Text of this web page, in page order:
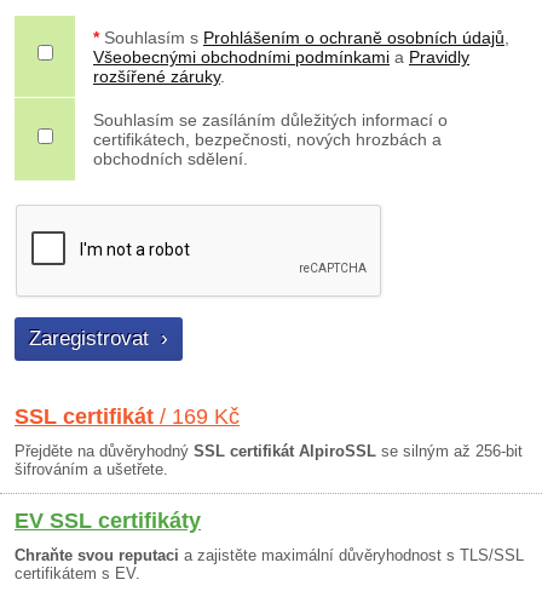
* Souhlasím s Prohlášením o ochraně osobních údajů
Všeobecnými obchodními podmínkami a Pravidly
rozšířené záruky.
Souhlasím se zasíláním důležitých informací o
certifikátech, bezpečnosti, nových hrozbách a
obchodních sdělení.
SSL certifikát / 169 Kč
Přejděte na důvěryhodný SSL certifikát AlpiroSSL se silným až 256-bit
šifrováním a ušetřete.
EV SSL certifikáty
Chraňte svou reputaci a zajistěte maximální důvěryhodnost s TLS/SSL
certifikátem s EV.